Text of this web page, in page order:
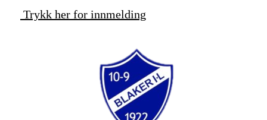
Trykk her for innmelding